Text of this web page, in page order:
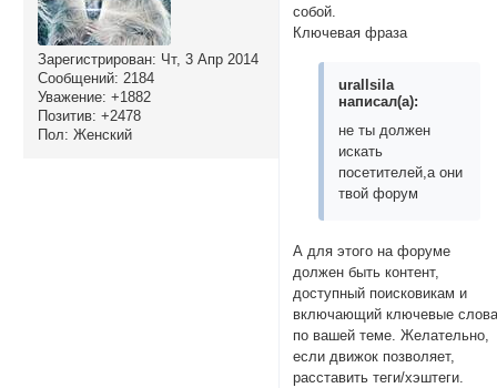
Зарегистрирован: Чт, 3 Апр 2014
Сообщений: 2184
Уважение: +1882
Позитив: +2478
Пол: Женский
собой.
Ключевая фраза
urallsila
написал(а):
не ты должен
искать
посетителей,а они
твой форум
А для этого на форуме
должен быть контент,
доступный поисковикам и
включающий ключевые
по вашей теме. Желательно,
если движок позволяет,
расставить теги/хэштеги.